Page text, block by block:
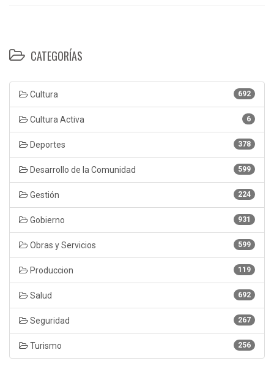
CATEGORÍAS
692
Cultura
6
Cultura Activa
378
Deportes
599
Desarrollo de la Comunidad
224
Gestión
931
Gobierno
599
Obras y Servicios
119
Produccion
692
Salud
267
Seguridad
256
Turismo